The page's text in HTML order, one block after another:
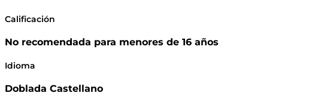
Calificación
No recomendada para menores de 16 años
Idioma
Doblada Castellano